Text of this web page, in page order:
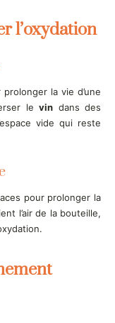
l’oxydation
la vie d’une
levin dans des
vide qui reste
pour prolonger la
l’air de la bouteille,